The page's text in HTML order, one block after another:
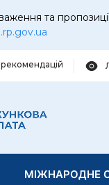
та
МІЖНАРОДНЕ